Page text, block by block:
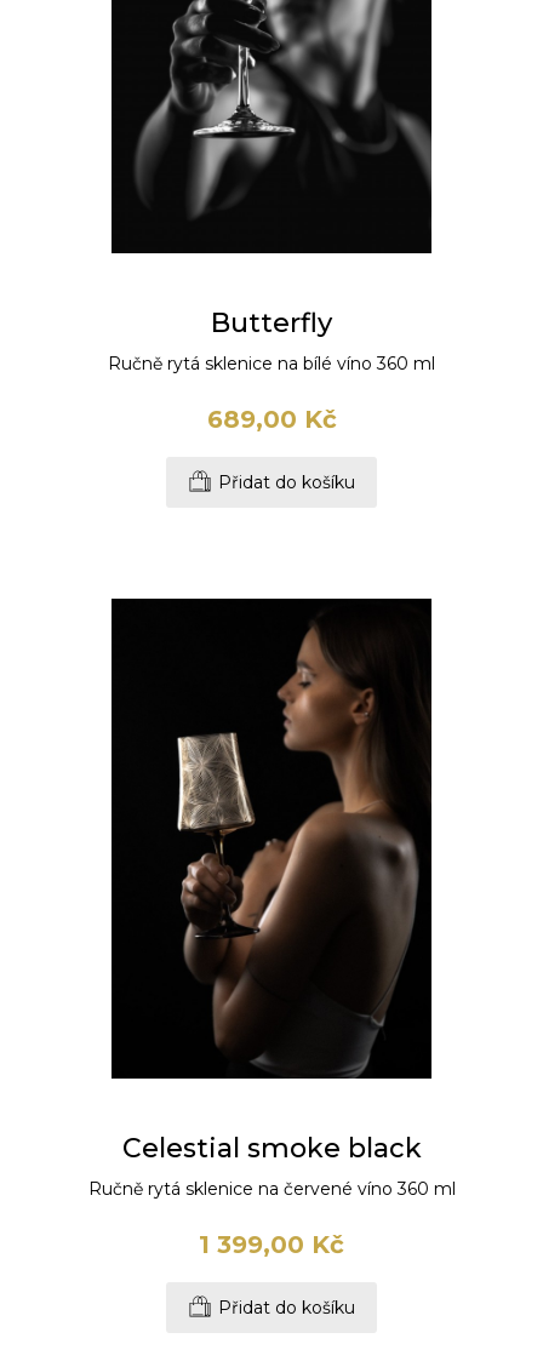
Butterfly
Ručně rytá sklenice na bílé víno 360 ml
689,00 Kč
Přidat do košíku
Celestial smoke black
Ručně rytá sklenice na červené víno 360 ml
1 399,00 Kč
Přidat do košíku